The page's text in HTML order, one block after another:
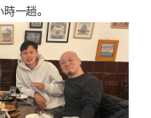
一趟。